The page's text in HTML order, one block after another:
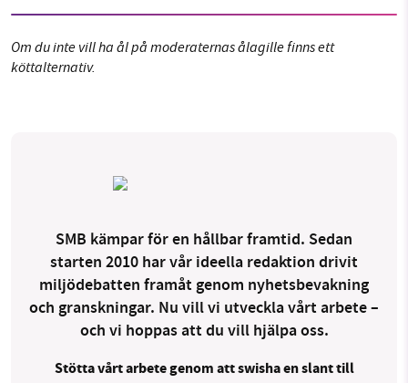
Om du inte vill ha ål på moderaternas ålagille finns ett
köttalternativ.
SMB kämpar för en hållbar framtid. Sedan
starten 2010 har vår ideella redaktion drivit
miljödebatten framåt genom nyhetsbevakning
och granskningar. Nu vill vi utveckla vårt arbete –
och vi hoppas att du vill hjälpa oss.
Stötta vårt arbete genom att swisha en slant till